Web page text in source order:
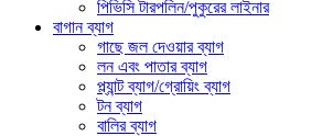
পিভিসি টারপলিন/পুকুরের লাইনার
বাগান ব্যাগ
গাছে জল দেওয়ার ব্যাগ
লন এবং পাতার ব্যাগ
প্ল্যান্ট ব্যাগ/গ্রোয়িং ব্যাগ
টন ব্যাগ
বালির ব্যাগ